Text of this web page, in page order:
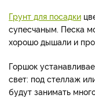
Грунт для посадки
супесчаным. Песка
хорошо дышали и
Горшок
свет: под стеллаж
будут занимать